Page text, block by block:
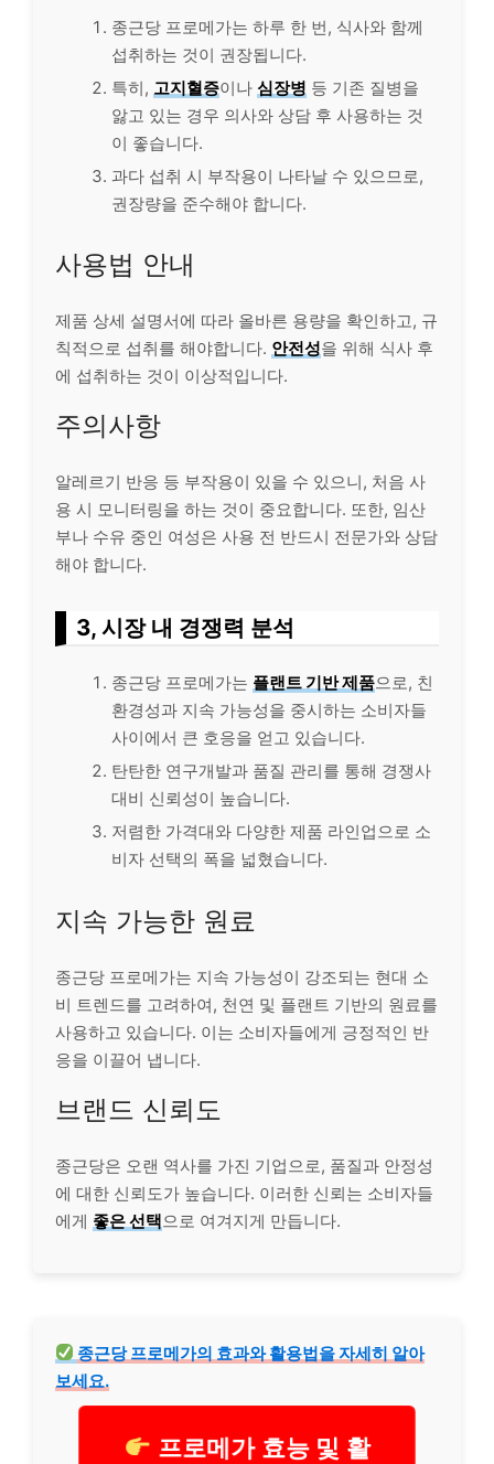
종근당 프로메가는 하루 한 번, 식사와 함께
섭취하는 것이 권장됩니다.
특히, 고지혈증이나 심장병 등 기존 질병을
앓고 있는 경우 의사와 상담 후 사용하는 것
이 좋습니다.
과다 섭취 시 부작용이 나타날 수 있으므로,
권장량을 준수해야 합니다.
사용법 안내
제품 상세 설명서에 따라 올바른 용량을 확인하고, 규
칙적으로 섭취를 해야합니다. 안전성을 위해 식사 후
에 섭취하는 것이 이상적입니다.
주의사항
알레르기 반응 등 부작용이 있을 수 있으니, 처음 사
용 시 모니터링을 하는 것이 중요합니다. 또한, 임산
부나 수유 중인 여성은 사용 전 반드시 전문가와 상담
해야 합니다.
3, 시장 내 경쟁력 분석
종근당 프로메가는 플랜트 기반 제품으로, 친
환경성과 지속 가능성을 중시하는 소비자들
사이에서 큰 호응을 얻고 있습니다.
탄탄한 연구개발과 품질 관리를 통해 경쟁사
대비 신뢰성이 높습니다.
저렴한 가격대와 다양한 제품 라인업으로 소
비자 선택의 폭을 넓혔습니다.
지속 가능한 원료
종근당 프로메가는 지속 가능성이 강조되는 현대 소
비 트렌드를 고려하여, 천연 및 플랜트 기반의 원료를
사용하고 있습니다. 이는 소비자들에게 긍정적인 반
응을 이끌어 냅니다.
브랜드 신뢰도
종근당은 오랜 역사를 가진 기업으로, 품질과 안정성
에 대한 신뢰도가 높습니다. 이러한 신뢰는 소비자들
에게 좋은 선택으로 여겨지게 만듭니다.
종근당 프로메가의 효과와 활용법을 자세히 알아
보세요.
프로메가 효능 및 활